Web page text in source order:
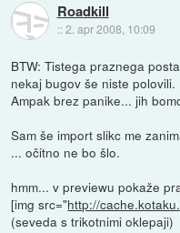
Roadkill
::2. apr 2008, 10:09
BTW: Tistega praznega
nekaj bugov še niste polovili.
Ampak brez panike... jih
Sam še import slikc me
... očitno ne bo šlo.
hmm... v previewu pokaže
[img src="http://
(seveda s trikotnimi oklepaji)